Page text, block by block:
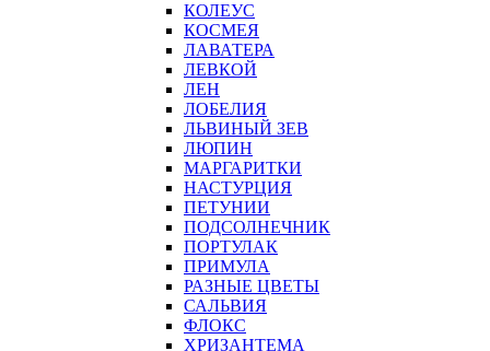
КОЛЕУС
КОСМЕЯ
ЛАВАТЕРА
ЛЕВКОЙ
ЛЕН
ЛОБЕЛИЯ
ЛЬВИНЫЙ ЗЕВ
ЛЮПИН
МАРГАРИТКИ
НАСТУРЦИЯ
ПЕТУНИИ
ПОДСОЛНЕЧНИК
ПОРТУЛАК
ПРИМУЛА
РАЗНЫЕ ЦВЕТЫ
САЛЬВИЯ
ФЛОКС
ХРИЗАНТЕМА